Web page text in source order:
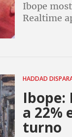
Ibope
Realtime
HADDAD
Ibope:
a 22%
turno